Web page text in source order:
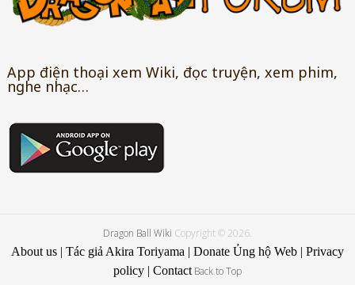
App điện thoại xem Wiki, đọc truyện, xem phim,
nghe nhạc…
Dragon Ball Wiki Copyright © 2026.
About us| Tác giả Akira Toriyama | Donate Ủng hộ Web| Privacy
policy| Contact Back to Top